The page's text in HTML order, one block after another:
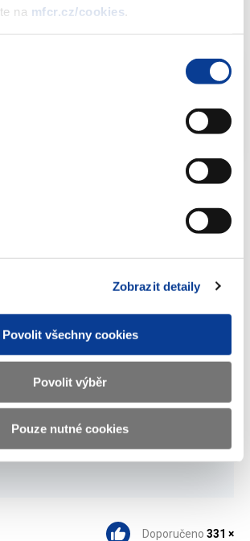
na mfcr.cz/cookies
Zobrazit detaily
Povolit všechny cookies
Povolit výběr
Pouze nutné cookies
ke stažení
stažení
99-MF-3781-2018-10-212 IK
vybrané (0)
vše
Doporučeno 331 ×